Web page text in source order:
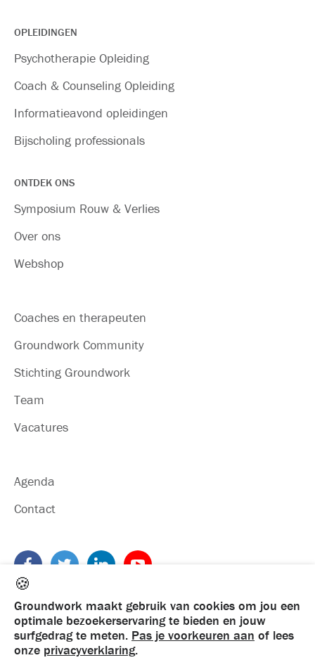
OPLEIDINGEN
Psychotherapie Opleiding
Coach & Counseling Opleiding
Informatieavond opleidingen
Bijscholing professionals
ONTDEK ONS
Symposium Rouw & Verlies
Over ons
Webshop
Coaches en therapeuten
Groundwork Community
Stichting Groundwork
Team
Vacatures
Agenda
Contact
🍪
Groundwork maakt gebruik van cookies om jou een
optimale bezoekerservaring te bieden en jouw
surfgedrag te meten. Pas je voorkeuren aan of lees
onze privacyverklaring.